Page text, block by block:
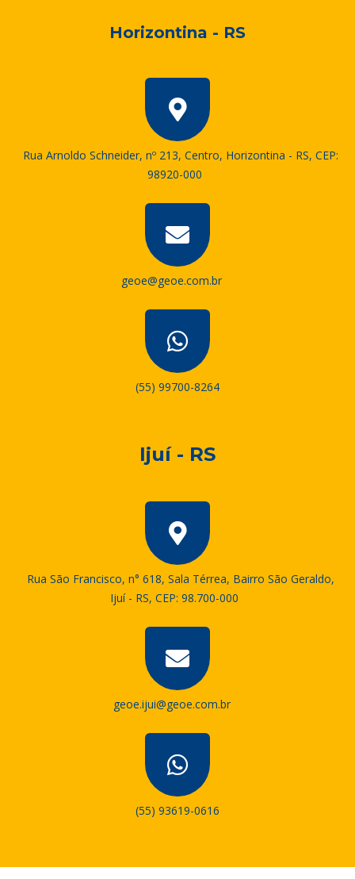
Horizontina - RS
Rua Arnoldo Schneider, nº 213, Centro, Horizontina - RS, CEP:
98920-000
geoe@geoe.com.br
(55) 99700-8264
Ijuí - RS
Rua São Francisco, n° 618, Sala Térrea, Bairro São Geraldo,
Ijuí - RS, CEP: 98.700-000
geoe.ijui@geoe.com.br
(55) 93619-0616